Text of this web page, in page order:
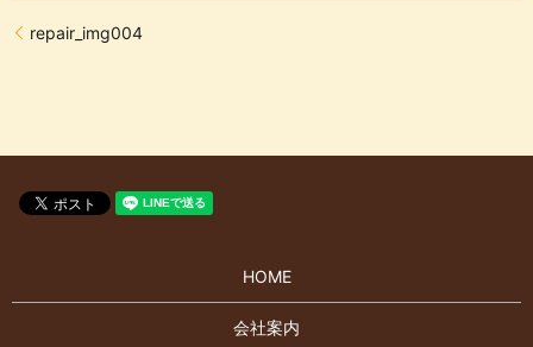
repair_img004
HOME
会社案内